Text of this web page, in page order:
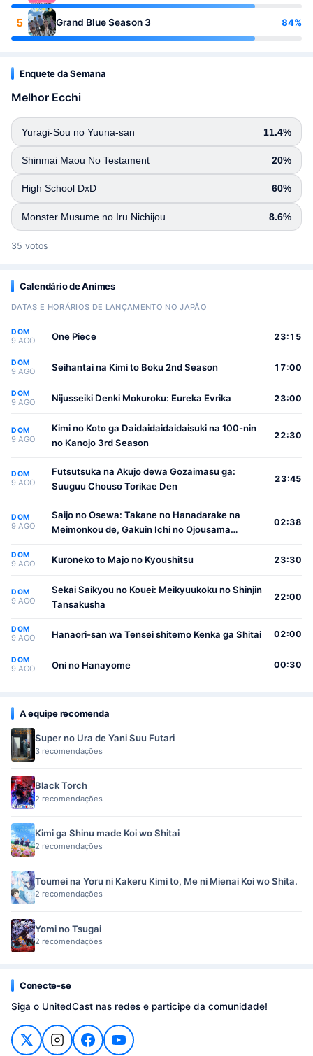
5 Grand Blue Season 3 84%
Enquete da Semana
Melhor Ecchi
Yuragi-Sou no Yuuna-san 11.4%
Shinmai Maou No Testament 20%
High School DxD 60%
Monster Musume no Iru Nichijou 8.6%
35 votos
Calendário de Animes
DATAS E HORÁRIOS DE LANÇAMENTO NO JAPÃO
DOM
9 AGO One Piece 23:15
DOM
9 AGO Seihantai na Kimi to Boku 2nd Season 17:00
DOM
9 AGO Nijusseiki Denki Mokuroku: Eureka Evrika 23:00
DOM
9 AGO
Kimi no Koto ga Daidaidaidaidaisuki na 100-nin
no Kanojo 3rd Season
22:30
DOM
9 AGO
Futsutsuka na Akujo dewa Gozaimasu ga:
Suuguu Chouso Torikae Den
23:45
DOM
9 AGO
Saijo no Osewa: Takane no Hanadarake na
Meimonkou de, Gakuin Ichi no Ojousama
Osewa suru Koto ni Narimashita
02:38
DOM
9 AGO Kuroneko to Majo no Kyoushitsu 23:30
DOM
9 AGO
Sekai Saikyou no Kouei: Meikyuukoku no Shinjin
Tansakusha
22:00
DOM
9 AGO Hanaori-san wa Tensei shitemo Kenka ga Shitai 02:00
DOM
9 AGO Oni no Hanayome 00:30
A equipe recomenda
Super no Ura de Yani Suu Futari
3 recomendações
Black Torch
2 recomendações
Kimi ga Shinu made Koi wo Shitai
2 recomendações
Toumei na Yoru ni Kakeru Kimi to, Me ni Mienai Koi wo Shita.
2 recomendações
Yomi no Tsugai
2 recomendações
Conecte-se
Siga o UnitedCast nas redes e participe da comunidade!